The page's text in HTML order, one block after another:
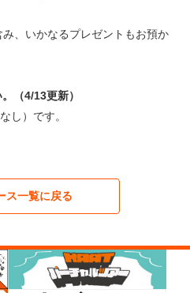
、いかなるプレゼントもお預か
（4/13更新）
し）です。
ス一覧に戻る